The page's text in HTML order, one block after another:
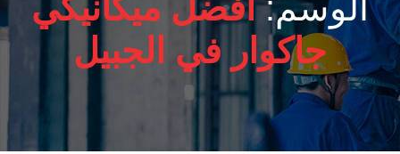
الوسم:افضل ميكانيكي
جاكوار في الجبيل